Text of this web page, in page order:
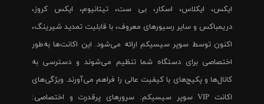
ایکس، ایکلاس، اسکار، بی ست، تیتانیوم، ایکس کروز،
دریمباکس و سایر رسیورهای معروف، با قابلیت تمدید شیرینگ،
اکنون توسط سوپر سیسیکم ارائه می‌شود. این اکانت‌ها به‌طور
اختصاصی برای دستگاه شما تنظیم می‌شوند و دسترسی به
کانال‌ها و پکیج‌های با کیفیت عالی را فراهم می‌آورند. ویژگی‌های
اکانت VIP سوپر سیسیکم: سرورهای پرقدرت و اختصاصی: